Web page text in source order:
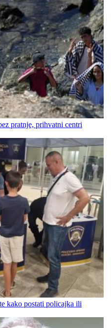
pratnje, prihvatni centri
kako postati policajka ili